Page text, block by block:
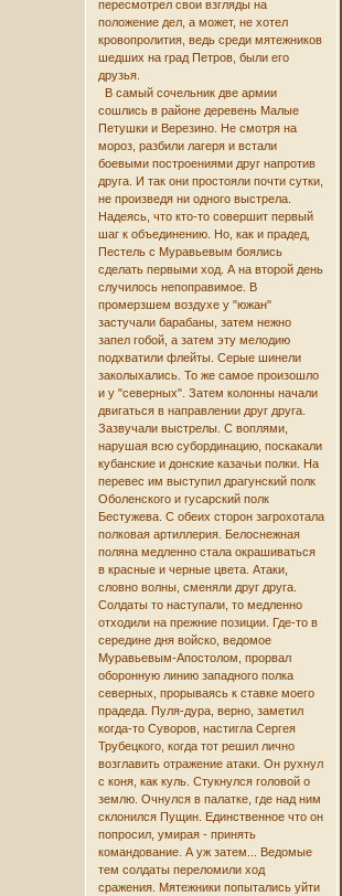
пересмотрел свои взгляды на
положение дел, а может, не хотел
кровопролития, ведь среди мятежников
шедших на град Петров, были его
друзья.
В самый сочельник две армии
сошлись в районе деревень Малые
Петушки и Верезино. Не смотря на
мороз, разбили лагеря и встали
боевыми построениями друг напротив
друга. И так они простояли почти сутки,
не произведя ни одного выстрела.
Надеясь, что кто-то совершит первый
шаг к объединению. Но, как и прадед,
Пестель с Муравьевым боялись
сделать первыми ход. А на второй день
случилось непоправимое. В
промерзшем воздухе у "южан"
застучали барабаны, затем нежно
запел гобой, а затем эту мелодию
подхватили флейты. Серые шинели
заколыхались. То же самое произошло
и у "северных". Затем колонны начали
двигаться в направлении друг друга.
Зазвучали выстрелы. С воплями,
нарушая всю субординацию, поскакали
кубанские и донские казачьи полки. На
перевес им выступил драгунский полк
Оболенского и гусарский полк
Бестужева. С обеих сторон загрохотала
полковая артиллерия. Белоснежная
поляна медленно стала окрашиваться
в красные и черные цвета. Атаки,
словно волны, сменяли друг друга.
Солдаты то наступали, то медленно
отходили на прежние позиции. Где-то в
середине дня войско, ведомое
Муравьевым-Апостолом, прорвал
оборонную линию западного полка
северных, прорываясь к ставке моего
прадеда. Пуля-дура, верно, заметил
когда-то Суворов, настигла Сергея
Трубецкого, когда тот решил лично
возглавить отражение атаки. Он рухнул
с коня, как куль. Стукнулся головой о
землю. Очнулся в палатке, где над ним
склонился Пущин. Единственное что он
попросил, умирая - принять
командование. А уж затем... Ведомые
тем солдаты переломили ход
сражения. Мятежники попытались уйти